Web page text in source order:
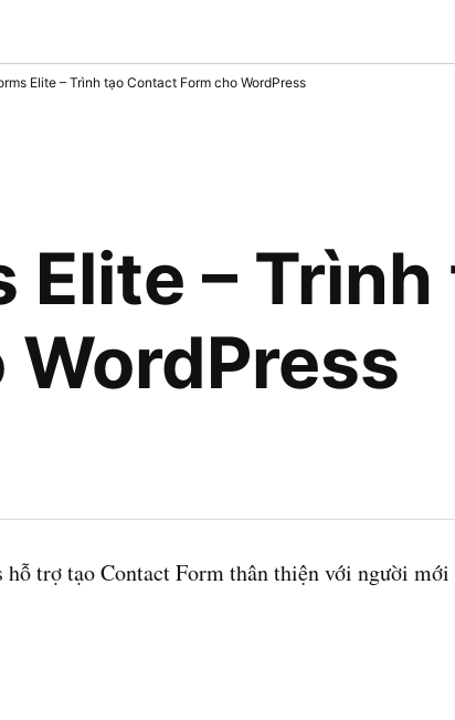
Elite – Trình tạo Contact Form cho WordPress
Elite –
WordPress
trợ tạo Contact Form thân thiện với người mới